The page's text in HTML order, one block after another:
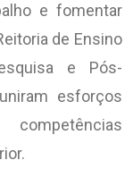
e fomentar
de Ensino
e Pós-
esforços